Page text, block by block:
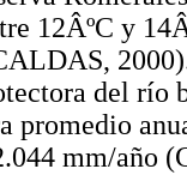
12ÂºC y
del río
promedio
mm/año